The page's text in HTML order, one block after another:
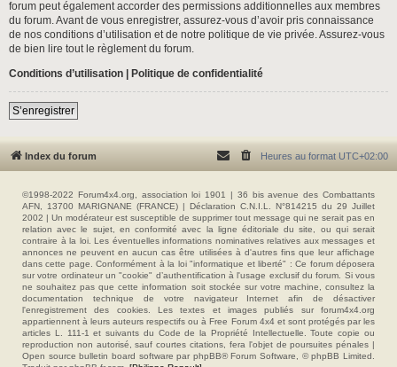
forum peut également accorder des permissions additionnelles aux membres
du forum. Avant de vous enregistrer, assurez-vous d’avoir pris connaissance
de nos conditions d’utilisation et de notre politique de vie privée. Assurez-vous
de bien lire tout le règlement du forum.
Conditions d’utilisation | Politique de confidentialité
S’enregistrer
Index du forum Heures au format UTC+02:00
©1998-2022 Forum4x4.org, association loi 1901 | 36 bis avenue des Combattants
AFN, 13700 MARIGNANE (FRANCE) | Déclaration C.N.I.L. N°814215 du 29 Juillet
2002 | Un modérateur est susceptible de supprimer tout message qui ne serait pas en
relation avec le sujet, en conformité avec la ligne éditoriale du site, ou qui serait
contraire à la loi. Les éventuelles informations nominatives relatives aux messages et
annonces ne peuvent en aucun cas être utilisées à d'autres fins que leur affichage
dans cette page. Conformément à la loi "informatique et liberté" : Ce forum déposera
sur votre ordinateur un "cookie" d’authentification à l'usage exclusif du forum. Si vous
ne souhaitez pas que cette information soit stockée sur votre machine, consultez la
documentation technique de votre navigateur Internet afin de désactiver
l'enregistrement des cookies. Les textes et images publiés sur forum4x4.org
appartiennent à leurs auteurs respectifs ou à Free Forum 4x4 et sont protégés par les
articles L. 111-1 et suivants du Code de la Propriété Intellectuelle. Toute copie ou
reproduction non autorisé, sauf courtes citations, fera l'objet de poursuites pénales |
Open source bulletin board software par phpBB® Forum Software, © phpBB Limited.